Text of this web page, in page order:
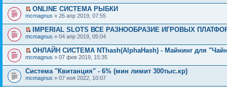
ONLINE СИСТЕМА РЫБКИ
mcmagnus » 26 апр 2019, 07:55
IMPERIAL SLOTS ВСЕ РАЗНООБРАЗИЕ ИГРОВЫХ
mcmagnus » 04 апр 2019, 05:04
ОНЛАЙН СИСТЕМА NThash(AlphaHash) - Майнинг для
mcmagnus » 07 фев 2019, 15:35
Система "Квитанция" - 6% (мин лимит 300тыс.кр)
mcmagnus » 07 ноя 2022, 10:07